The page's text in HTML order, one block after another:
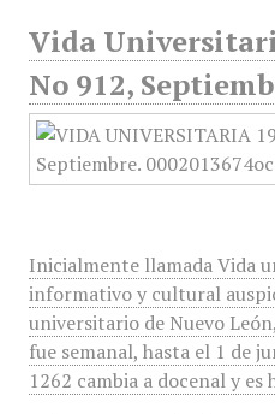
Vida
No 912,
Inicialmente llamada Vida
informativo y cultural
universitario de Nuevo
fue semanal, hasta el 1 de
1262 cambia a docenal y es